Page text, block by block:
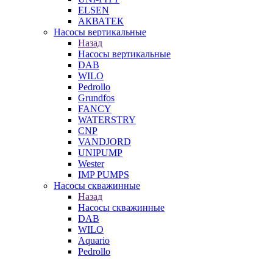
ELSEN
АКВАТЕК
Насосы вертикальные
Назад
Насосы вертикальные
DAB
WILO
Pedrollo
Grundfos
FANCY
WATERSTRY
CNP
VANDJORD
UNIPUMP
Wester
IMP PUMPS
Насосы скважинные
Назад
Насосы скважинные
DAB
WILO
Aquario
Pedrollo